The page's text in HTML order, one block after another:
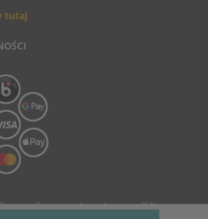
tutaj
z o.o. Ceny towarów podane są w PLN, zawierają